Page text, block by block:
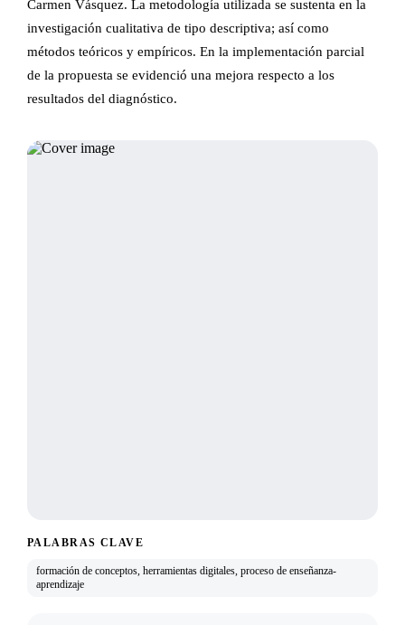
Carmen Vásquez. La metodología utilizada se sustenta en la
investigación cualitativa de tipo descriptiva; así como
métodos teóricos y empíricos. En la implementación parcial
de la propuesta se evidenció una mejora respecto a los
resultados del diagnóstico.
PALABRAS CLAVE
formación de conceptos, herramientas digitales, proceso de enseñanza-
aprendizaje